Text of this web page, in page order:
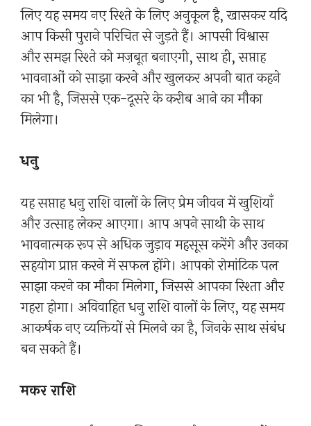
लिए यह समय नए रिश्ते के लिए अनुकूल है, खासकर यदि
आप किसी पुराने परिचित से जुड़ते हैं। आपसी विश्वास
और समझ रिश्ते को मज़बूत बनाएगी, साथ ही, सप्ताह
भावनाओं को साझा करने और खुलकर अपनी बात कहने
का भी है, जिससे एक-दूसरे के करीब आने का मौका
मिलेगा।
धनु
यह सप्ताह धनु राशि वालों के लिए प्रेम जीवन में खुशियाँ
और उत्साह लेकर आएगा। आप अपने साथी के साथ
भावनात्मक रूप से अधिक जुड़ाव महसूस करेंगे और उनका
सहयोग प्राप्त करने में सफल होंगे। आपको रोमांटिक पल
साझा करने का मौका मिलेगा, जिससे आपका रिश्ता और
गहरा होगा। अविवाहित धनु राशि वालों के लिए, यह समय
आकर्षक नए व्यक्तियों से मिलने का है, जिनके साथ संबंध
बन सकते हैं।
मकर राशि